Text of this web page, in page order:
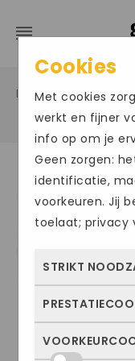
Home / Grote
ACTIE
Cookies
Met cookies
werkt en fijner
info op om je
Geen zorgen:
identificatie,
voorkeuren. Jij
toelaat; privacy
STRIKT
Deze cookies
kunnen niet
Met deze